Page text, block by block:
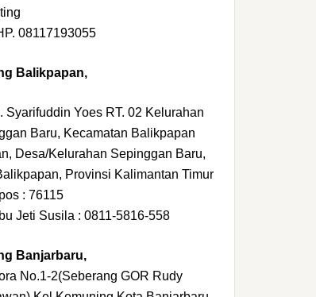
08117193055
Balikpapan,
Syarifuddin Yoes RT. 02 Kelurahan
Baru, Kecamatan Balikpapan
Desa/Kelurahan Sepinggan Baru,
Provinsi Kalimantan Timur
: 76115
Jeti Susila : 0811-5816-558
Banjarbaru,
No.1-2(Seberang GOR Rudy